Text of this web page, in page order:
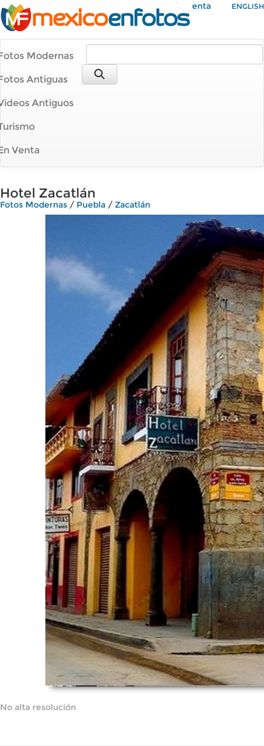
Mi Cuenta ENGLISH
Modernas
Antiguas
Antiguos
Venta
Hotel Zacatlán
Fotos Modernas / Puebla / Zacatlán
No alta resolución